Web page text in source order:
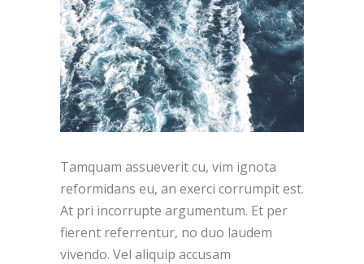
Tamquam assueverit cu, vim ignota
reformidans eu, an exerci corrumpit est.
At pri incorrupte argumentum. Et per
fierent referrentur, no duo laudem
vivendo. Vel aliquip accusam